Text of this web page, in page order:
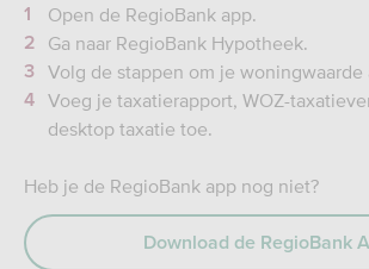
Open de RegioBank app.
Ga naar RegioBank Hypotheek.
Volg de stappen om je woningwaarde
Voeg je taxatierapport, WOZ-
desktop taxatie toe.
Heb je de RegioBank app nog niet?
Download de RegioBank